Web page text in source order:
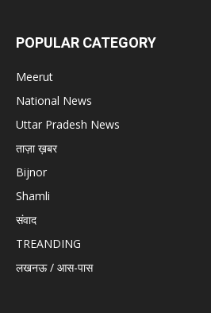
POPULAR CATEGORY
Meerut
National News
Uttar Pradesh News
ताज़ा ख़बर
Bijnor
Shamli
संवाद
TREANDING
लखनऊ / आस-पास